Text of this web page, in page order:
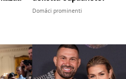
Domáci prominenti